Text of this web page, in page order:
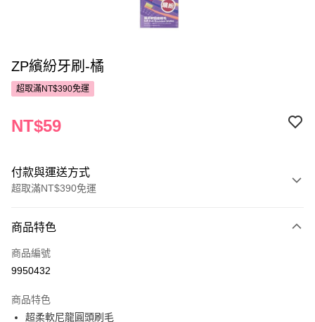
ZP繽紛牙刷-橘
超取滿NT$390免運
NT$59
付款與運送方式
超取滿NT$390免運
POYA支付
信用卡一次付款
LINE Pay
商品特色
商品編號
9950432
商品特色
超柔軟尼龍圓頭刷毛